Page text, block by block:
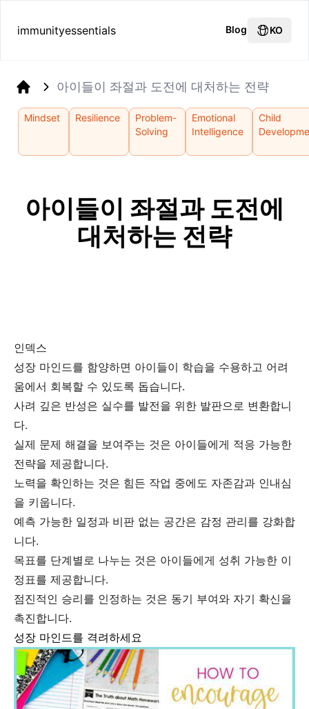
immunityessentials Blog KO
아이들이 좌절과 도전에 대처하는 전략
Mindset Resilience
Problem-
Solving
Emotional
Intelligence
Child
아이들이 좌절과 도전에
대처하는 전략
인덱스
성장 마인드를 함양하면 아이들이 학습을 수용하고 어려
움에서 회복할 수 있도록 돕습니다.
사려 깊은 반성은 실수를 발전을 위한 발판으로 변환합니
다.
실제 문제 해결을 보여주는 것은 아이들에게 적응 가능한
전략을 제공합니다.
노력을 확인하는 것은 힘든 작업 중에도 자존감과 인내심
을 키웁니다.
예측 가능한 일정과 비판 없는 공간은 감정 관리를 강화합
니다.
목표를 단계별로 나누는 것은 아이들에게 성취 가능한 이
정표를 제공합니다.
점진적인 승리를 인정하는 것은 동기 부여와 자기 확신을
촉진합니다.
성장 마인드를 격려하세요